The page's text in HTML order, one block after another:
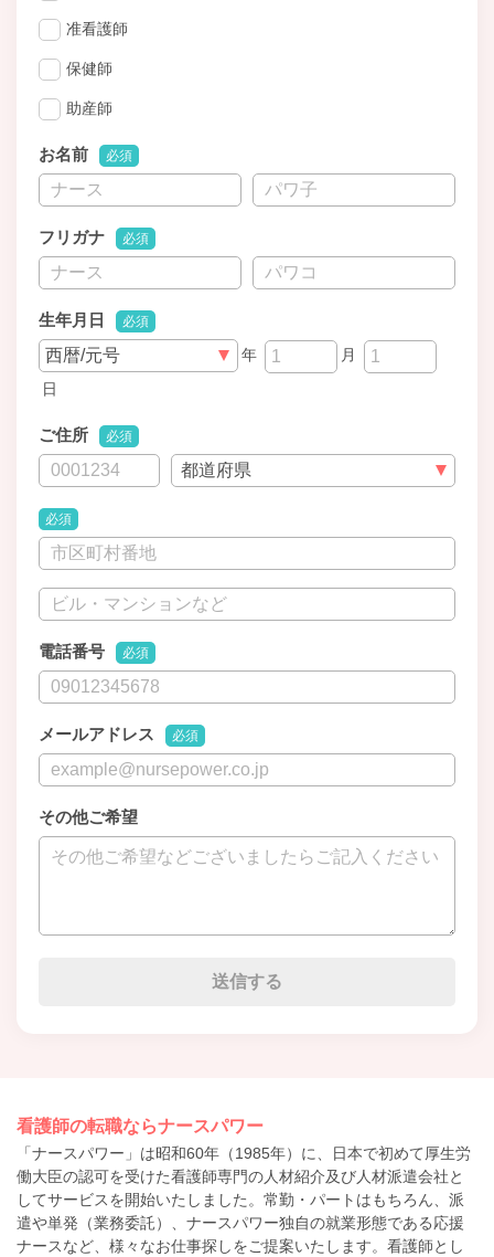
准看護師
保健師
助産師
お名前 必須
フリガナ 必須
生年月日 必須
年
月
日
ご住所 必須
必須
電話番号 必須
メールアドレス 必須
その他ご希望
看護師の転職ならナースパワー
「ナースパワー」は昭和60年（1985年）に、日本で初めて厚生労
働大臣の認可を受けた看護師専門の人材紹介及び人材派遣会社と
してサービスを開始いたしました。常勤・パートはもちろん、派
遣や単発（業務委託）、ナースパワー独自の就業形態である応援
ナースなど、様々なお仕事探しをご提案いたします。看護師とし